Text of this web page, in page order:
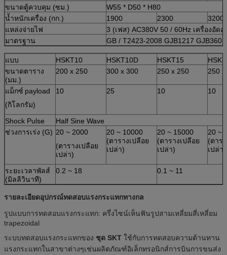
ขนาดตู้ควบคุม (ซม.)
W55 * D50 * H80
น้ำหนักเครื่อง (กก.)
1900 2300
3200
แหล่งจ่ายไฟ
3 (เฟส) AC380V 50 / 60Hz เครื่องอัด
มาตรฐาน
GB / T2423-2008 GJB1217
แบบ HSKT10 HSKT10D HSKT15
ขนาดตาราง
(มม.)
200 x 250 300 x 300 250 x 250 250
แม็กซ์ payload
(กิโลกรัม)
10 25 10 10
Shock Pulse
Half Sine Wave
ช่วงการเร่ง (G) 20 ~ 2000
(ตารางเปลือย
เปล่า)
20 ~ 10000
(ตารางเปลือย
เปล่า)
20 ~ 15000
(ตารางเปลือย
เปล่า)
20 ~
(ตาร
เปล่า)
ระยะเวลาพัลส์
(มิลลิวินาที)
0.2 ~ 18 0.1 ~ 11
รายละเอียดอุปกรณ์ทดสอบแรงกระแทกทางกล
รูปแบบการทดสอบแรงกระแทก: ครึ่งไซน์เห็นฟันรูปสามเหลี่ยมสี่เหลี่ยม
trapezoidal
ระบบทดสอบแรงกระแทกของ ชุด SKT ใช้กับการทดสอบความต้านทาน
แรงกระแทกในสาขาต่างๆเช่นผลิตภัณฑ์อิเล็กทรอนิกส์การบินการขนส่ง